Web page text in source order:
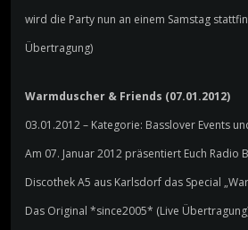
wird die Party nun an einem Samstag
Übertragung)
Warmduscher & Friends (07.01.2012)
03.01.2012 – Kategorie: Basslover Events
Am 07. Januar 2012 präsentiert Euch Radio
Discothek A5 aus Karlsdorf das Special
Das Original *since2005* (Live